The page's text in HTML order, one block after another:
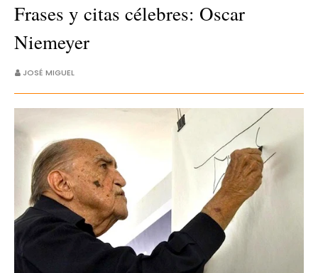
Frases y citas célebres: Oscar
Niemeyer
JOSÉ MIGUEL